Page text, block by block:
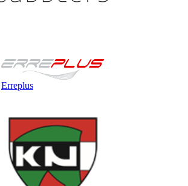
Erreplus